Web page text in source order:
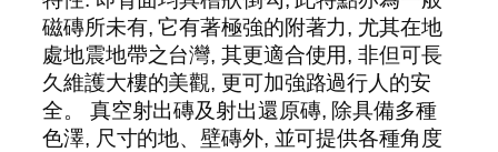
磁磚所未有, 它有著極強的附著力, 尤其在地
處地震地帶之台灣, 其更適合使用, 非但可長
久維護大樓的美觀, 更可加強路過行人的安
全。 真空射出磚及射出還原磚, 除具備多種
色澤, 尺寸的地、壁磚外, 並可提供各種角度